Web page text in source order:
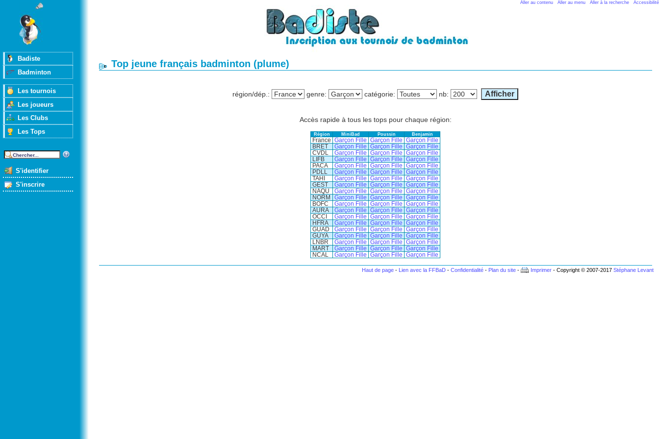
Aller au contenu Aller au menu Aller à la recherche Accessibilité
Badiste
Badminton
Les tournois
Les joueurs
Les Clubs
Les Tops
S'identifier
S'inscrire
Top jeune français badminton (plume)
région/dép. : genre: catégorie: nb:
Accès rapide à tous les tops pour chaque région:
Région MiniBad Poussin Benjamin
France Garçon Fille Garçon Fille Garçon Fille
BRET
Garçon Fille Garçon Fille Garçon Fille
CVDL
Garçon Fille Garçon Fille Garçon Fille
LIFB
Garçon Fille Garçon Fille Garçon Fille
PACA
Garçon Fille Garçon Fille Garçon Fille
PDLL
Garçon Fille Garçon Fille Garçon Fille
TAHI
Garçon Fille Garçon Fille Garçon Fille
GEST
Garçon Fille Garçon Fille Garçon Fille
NAQU
Garçon Fille Garçon Fille Garçon Fille
NORM
Garçon Fille Garçon Fille Garçon Fille
BOFC
Garçon Fille Garçon Fille Garçon Fille
AURA
Garçon Fille Garçon Fille Garçon Fille
OCCI
Garçon Fille Garçon Fille Garçon Fille
HFRA
Garçon Fille Garçon Fille Garçon Fille
GUAD
Garçon Fille Garçon Fille Garçon Fille
GUYA
Garçon Fille Garçon Fille Garçon Fille
LNBR
Garçon Fille Garçon Fille Garçon Fille
MART
Garçon Fille Garçon Fille Garçon Fille
NCAL
Garçon Fille Garçon Fille Garçon Fille
Haut de page - Lien avec la FFBaD -Confidentialité - Plan du site - Imprimer - Copyright © 2007-2017Stéphane Levant